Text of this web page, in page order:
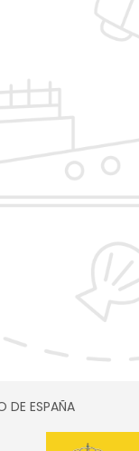
ESPAÑA